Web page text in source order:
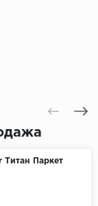
Титан Паркет